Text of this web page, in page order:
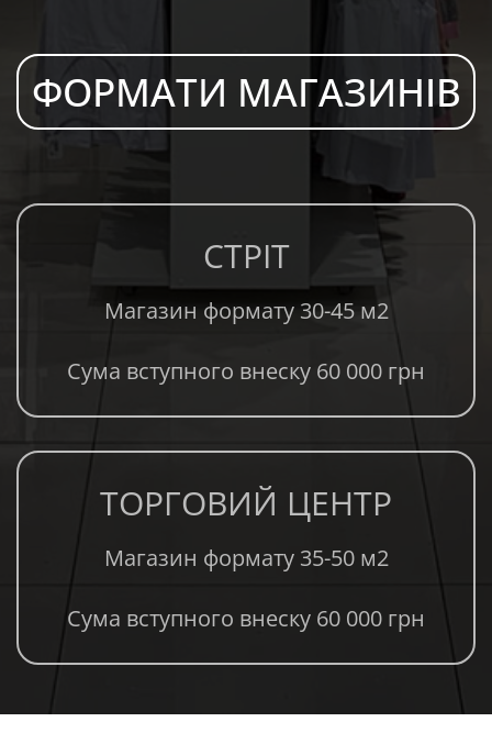
ФОРМАТИ МАГАЗИНІВ
СТРІТ
Магазин формату 30-45 м2
Сума вступного внеску 60 000 грн
ТОРГОВИЙ ЦЕНТР
Магазин формату 35-50 м2
Сума вступного внеску 60 000 грн